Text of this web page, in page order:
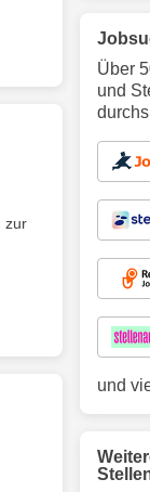
zur
Über
und
und